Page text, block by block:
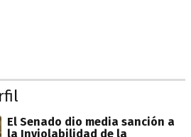
El Senado dio media sanción a
la Inviolabilidad de la